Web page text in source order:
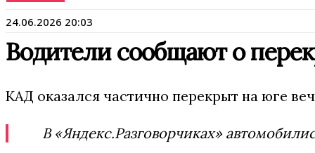
24.06.2026 20:03
Водители сообщают о
КАД оказался частично перекрыт на юге
В «Яндекс.Разговорчиках»